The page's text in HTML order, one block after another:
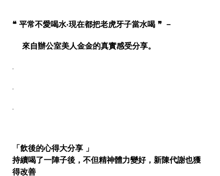
❝ 平常不愛喝水‧現在都把老虎牙子當水喝 ❞ －
來自辦公室美人金金的真實感受分享。
.
.
.
「飲後的心得大分享 」
持續喝了一陣子後，不但精神體力變好，新陳代謝也獲
得改善